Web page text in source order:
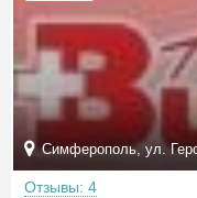
Симферополь, ул.
Отзывы: 4